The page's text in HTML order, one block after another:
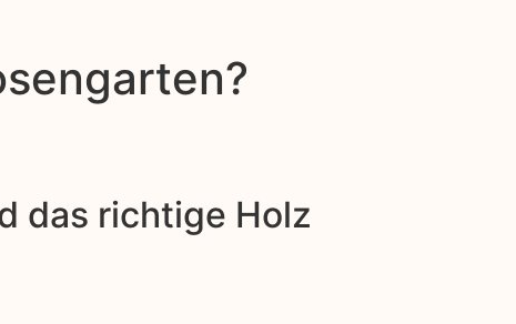
das richtige Holz